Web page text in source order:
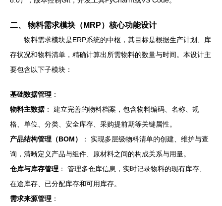
二、 物料需求模块（MRP）核心功能设计
物料需求模块是ERP系统的中枢，其目标是根据生产计划、库
存状况和物料清单，精确计算出所需物料的数量与时间。本设计主
要包含以下子模块：
基础数据管理 ：
物料主数据： 建立完善的物料档案，包含物料编码、名称、规
格、单位、分类、安全库存、采购提前期等关键属性。
产品结构管理（BOM）
： 实现多层级物料清单的创建、维护与查
询，清晰定义产品与组件、原材料之间的构成关系与用量。
仓库与库存管理 ： 管理多仓库信息，实时记录物料的现有库存、
在途库存、已分配库存和可用库存。
需求来源管理 ：